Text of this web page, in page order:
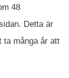
är det
på
48
Detta är
ta många år att